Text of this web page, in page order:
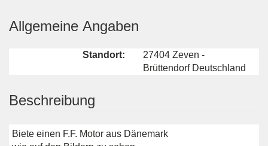
Allgemeine Angaben
Standort:
27404 Zeven -
Brüttendorf Deutschland
Beschreibung
Biete einen F.F. Motor aus Dänemark